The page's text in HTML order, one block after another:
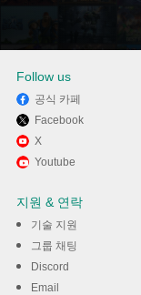
Memu
Follow us
공식 카페
Facebook
X
Youtube
지원 & 연락
기술 지원
그룹 채팅
Discord
Email